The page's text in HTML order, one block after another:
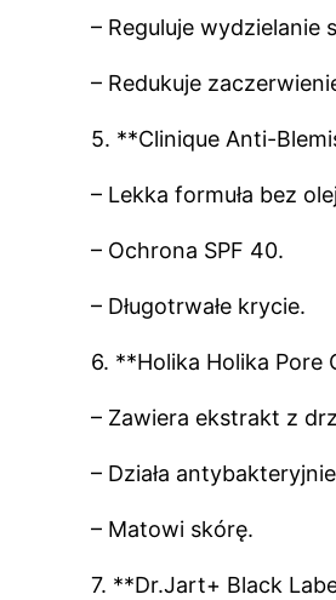
– Reguluje wydzielanie
– Redukuje
5. **Clinique Anti-
– Lekka formuła bez
– Ochrona SPF 40.
– Długotrwałe krycie.
6. **Holika Holika Pore
– Zawiera ekstrakt z
– Działa
– Matowi skórę.
7. **Dr.Jart+ Black